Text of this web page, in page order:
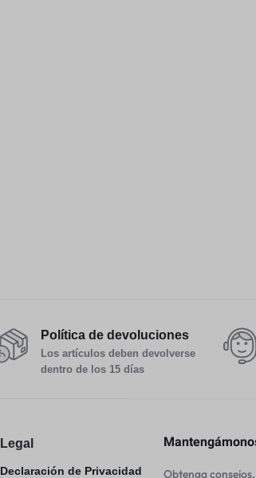
Política de devoluciones
Los artículos deben devolverse
dentro de los 15 días
Legal
Declaración de Privacidad Obtenga